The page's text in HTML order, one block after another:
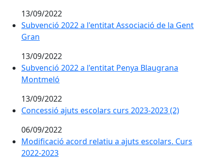
13/09/2022
Subvenció 2022 a l'entitat Associació de la Gent
Gran
13/09/2022
Subvenció 2022 a l'entitat Penya Blaugrana
Montmeló
13/09/2022
Concessió ajuts escolars curs 2023-2023 (2)
06/09/2022
Modificació acord relatiu a ajuts escolars. Curs
2022-2023